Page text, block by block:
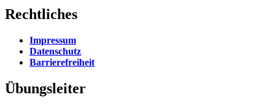
Rechtliches
Impressum
Datenschutz
Barrierefreiheit
Übungsleiter